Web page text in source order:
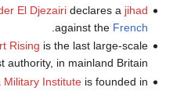
El Djezairideclares a jihad
against the French
Rising is the last large-scale
authority, in mainland Britain.
Military Instituteis founded in